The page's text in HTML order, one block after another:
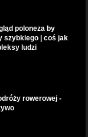
poloneza by
szybkiego | coś jak
ludzi
rowerowej -